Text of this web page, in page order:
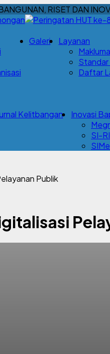
RISET DAN
Galeri
Layanan
Standar
Daftar
Kelitbangan
Inovasi
SI-
Publik